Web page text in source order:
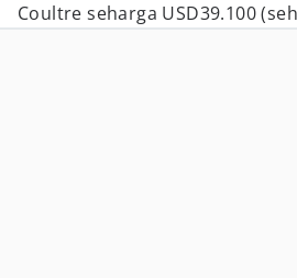
Coultre seharga USD39.100